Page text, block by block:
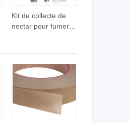
Kit de collecte de
nectar pour fumer
pour cire plat en
silicone congélable
collecteur de nectar
pipe à eau en verre